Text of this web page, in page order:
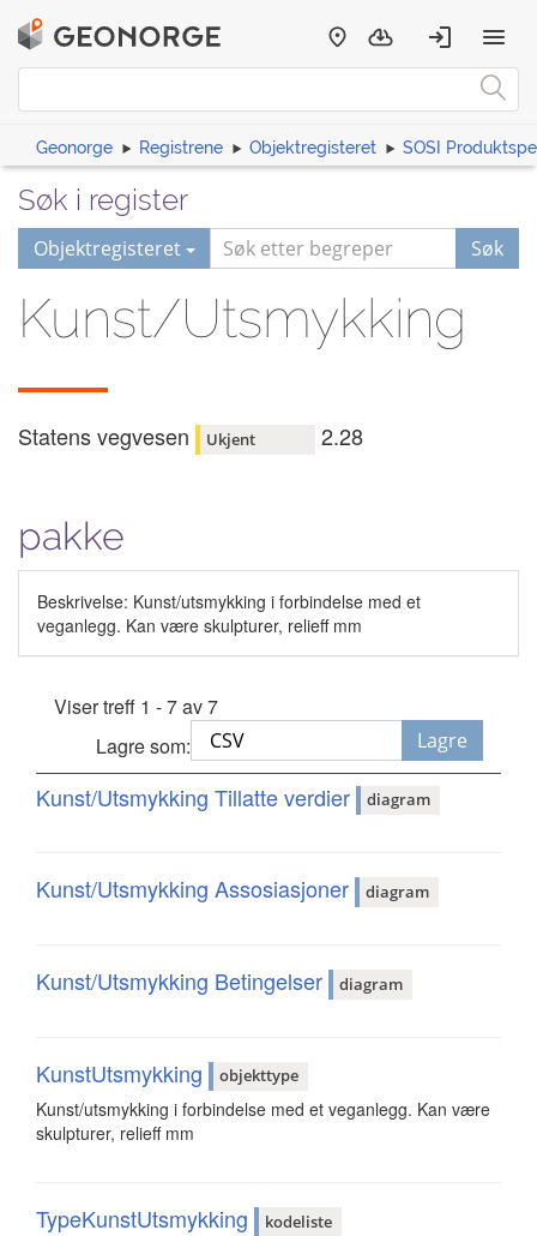
Geonorge Registrene Objektregisteret SOSI
Søk i register
Objektregisteret Søk
Kunst/Utsmykking
Statens vegvesen Ukjent 2.28
pakke
Beskrivelse: Kunst/utsmykking i forbindelse med et
veganlegg. Kan være skulpturer, relieff mm
Viser treff 1 - 7 av 7
Lagre som:
Lagre
Kunst/Utsmykking Tillatte verdier diagram
Kunst/Utsmykking Assosiasjoner diagram
Kunst/Utsmykking Betingelser diagram
KunstUtsmykking objekttype
Kunst/utsmykking i forbindelse med et veganlegg. Kan være
skulpturer, relieff mm
TypeKunstUtsmykking kodeliste